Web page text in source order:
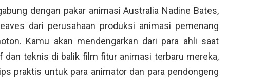
dengan pakar animasi Australia Nadine Bates,
dari perusahaan produksi animasi pemenang
Kamu akan mendengarkan dari para ahli saat
dan teknis di balik film fitur animasi terbaru mereka,
praktis untuk para animator dan para pendongeng